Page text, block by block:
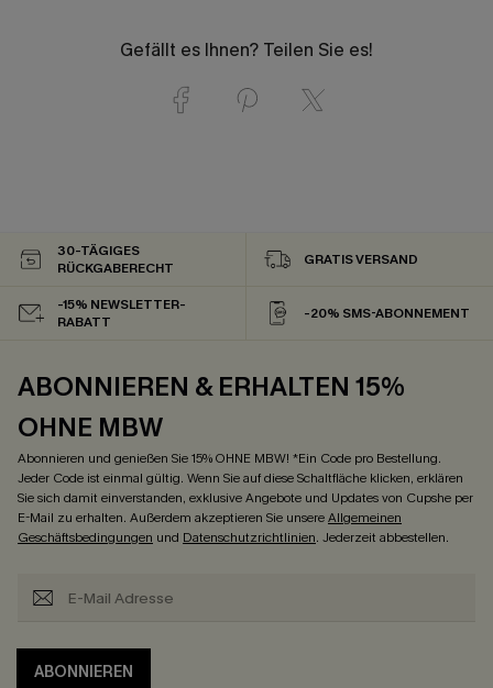
Gefällt es Ihnen? Teilen Sie es!
30-TÄGIGES
RÜCKGABERECHT
GRATIS VERSAND
-15% NEWSLETTER-
RABATT
-20% SMS-ABONNEMENT
ABONNIEREN & ERHALTEN 15%
OHNE MBW
Abonnieren und genießen Sie 15% OHNE MBW! *Ein Code pro Bestellung.
Jeder Code ist einmal gültig. Wenn Sie auf diese Schaltfläche klicken, erklären
Sie sich damit einverstanden, exklusive Angebote und Updates von Cupshe per
E-Mail zu erhalten. Außerdem akzeptieren Sie unsereAllgemeinen
Geschäftsbedingungen und Datenschutzrichtlinien. Jederzeit abbestellen.
ABONNIEREN